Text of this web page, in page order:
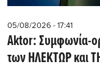
05/08/2026 - 17:41
Aktor: Συμφωνία-
των ΗΛΕΚΤΩΡ και